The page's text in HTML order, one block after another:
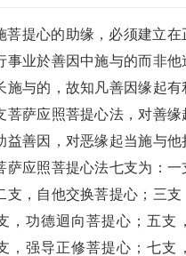
菩提心的助缘，必须建立
事业於善因中施与的而非
施与的，故知凡善因缘起
菩萨应照菩提心法，对善
益善因，对恶缘起当施与
萨应照菩提心法七支为：
支，自他交换菩提心；三支
，功德迴向菩提心；五支
，强导正修菩提心；七支